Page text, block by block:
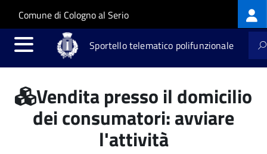
Salta al contenuto principale
Skip to site navigation
Comune di Cologno al Serio
Sportello telematico polifunzionale
Vendita presso il domicilio
dei consumatori: avviare
l'attività